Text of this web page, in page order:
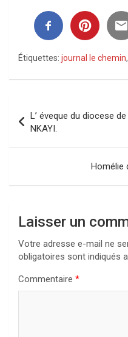
Étiquettes: journal le chemin,
de
l’article
L’ éveque du diocese
NKAYI.
Homélie
Laisser un
Votre adresse e-mail ne
obligatoires sont indiqués
Commentaire *